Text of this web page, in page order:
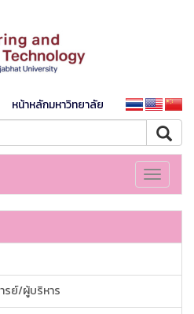
หน้าหลักมหาวิทยาลัย
Toggle
รย์/ผู้บริหาร